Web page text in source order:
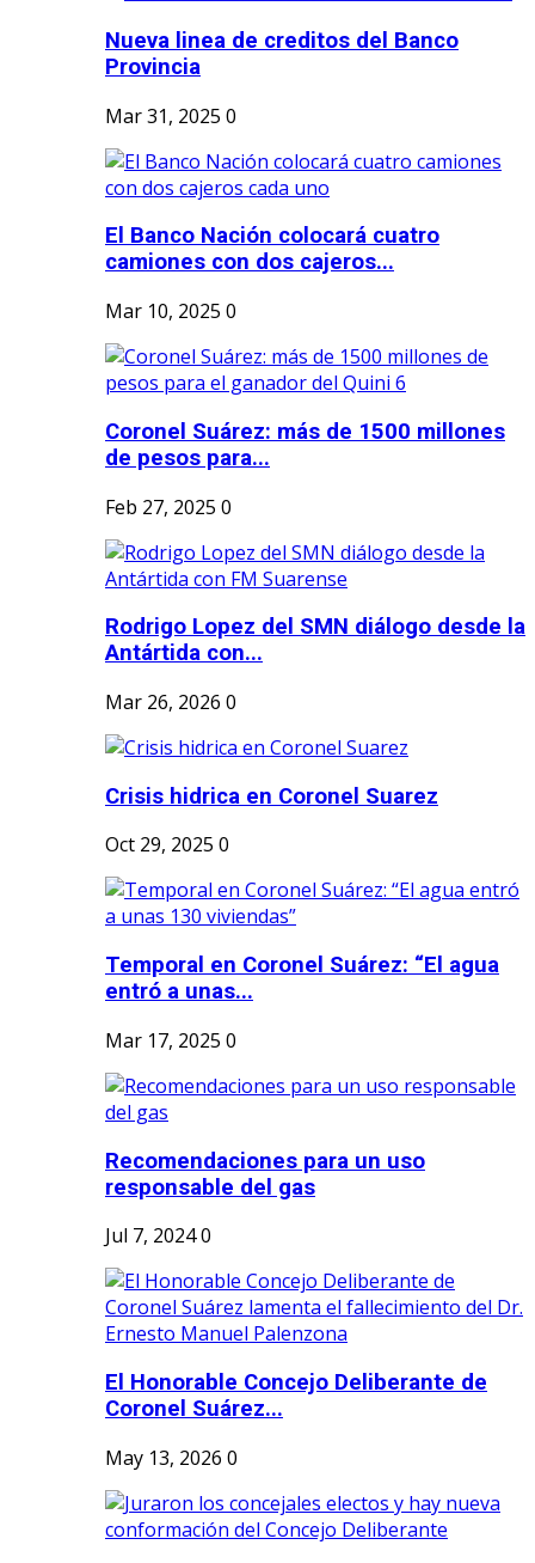
Nueva linea de creditos del Banco
Provincia
Mar 31, 2025 0
El Banco Nación colocará cuatro
camiones con dos cajeros...
Mar 10, 2025 0
Coronel Suárez: más de 1500 millones
de pesos para...
Feb 27, 2025 0
Rodrigo Lopez del SMN diálogo desde la
Antártida con...
Mar 26, 2026 0
Crisis hidrica en Coronel Suarez
Oct 29, 2025 0
Temporal en Coronel Suárez: “El agua
entró a unas...
Mar 17, 2025 0
Recomendaciones para un uso
responsable del gas
Jul 7, 20240
El Honorable Concejo Deliberante de
Coronel Suárez...
May 13, 2026 0